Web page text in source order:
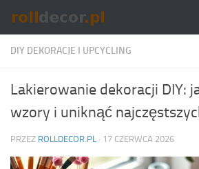
Skip to content
DIY DEKORACJE I UPCYCLING
Lakierowanie dekoracji DIY:
wzory i uniknąć
PRZEZ ROLLDECOR.PL · 17 CZERWCA 2026